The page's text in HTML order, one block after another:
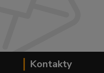
Kontakty